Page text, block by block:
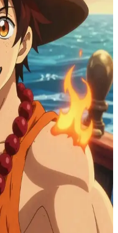
ース
・D・エース
ガス・D・エースが、あ
る。グランドラインを
血の繋がりを超えた